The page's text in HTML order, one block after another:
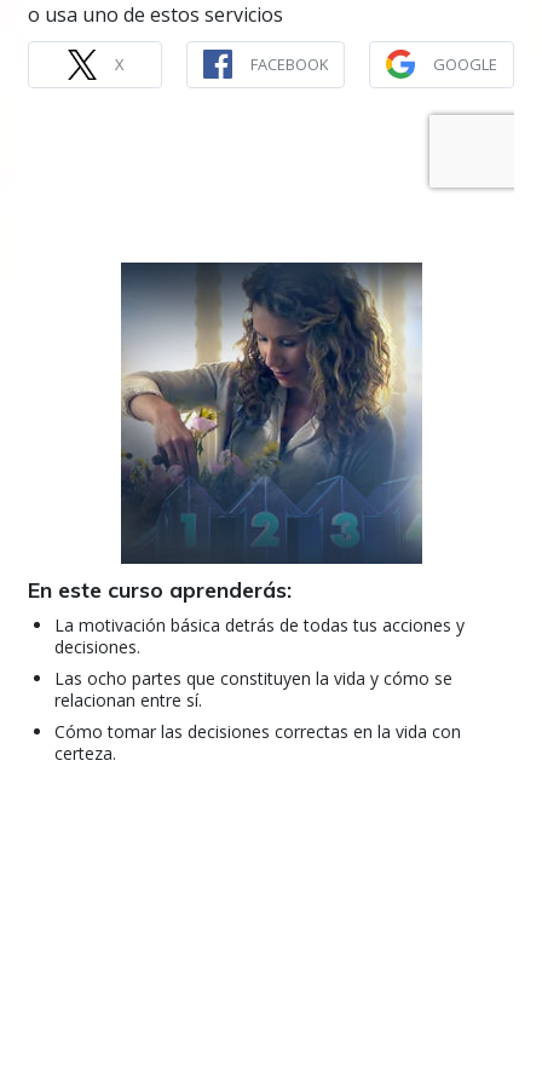
o usa uno de estos servicios
X FACEBOOK GOOGLE
En este curso aprenderás:
La motivación básica detrás de todas tus acciones y
decisiones.
Las ocho partes que constituyen la vida y cómo se
relacionan entre sí.
Cómo tomar las decisiones correctas en la vida con
certeza.